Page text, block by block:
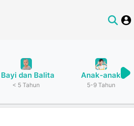
Bayi dan Balita
< 5 Tahun
Anak-anak
5-9 Tahun